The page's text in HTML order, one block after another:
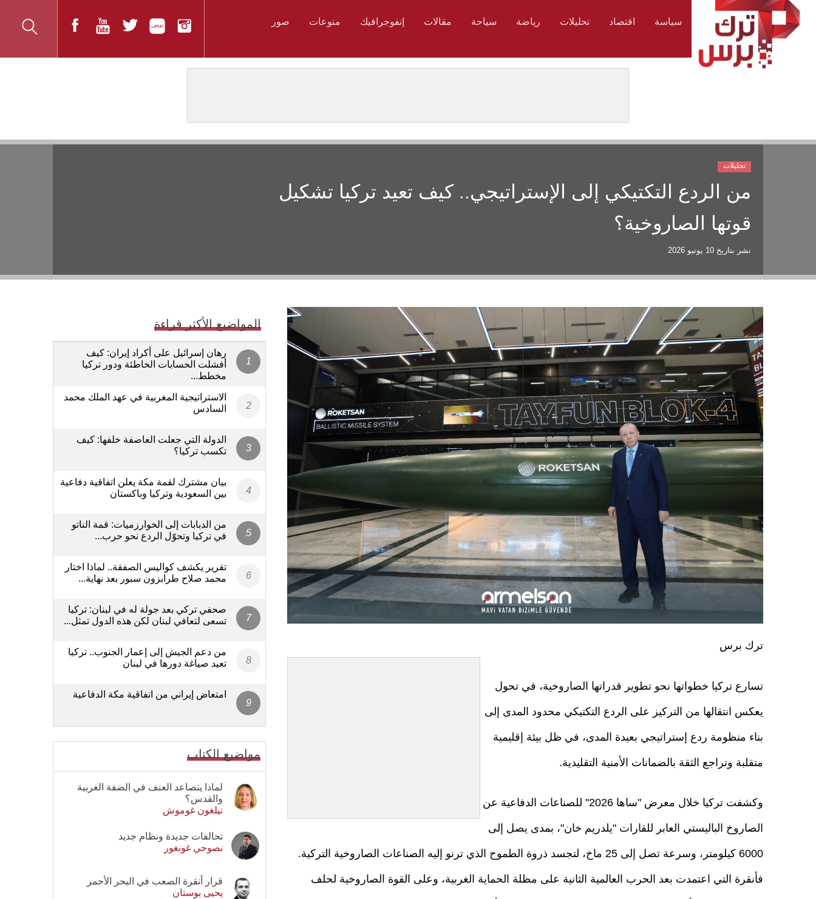
سياسة اقتصاد تحليلات رياضة سياحة مقالات إنفوجرافيك منوعات صور
من الردع التكتيكي إلى الإستراتيجي.. كيف تعيد تركيا تشكيل
قوتها الصاروخية؟
نشر بتاريخ 10 يونيو 2026
تحليلات
ترك برس
تسارع تركيا خطواتها نحو تطوير قدراتها الصاروخية، في تحول
يعكس انتقالها من التركيز على الردع التكتيكي محدود المدى إلى
بناء منظومة ردع إستراتيجي بعيدة المدى، في ظل بيئة إقليمية
متقلبة وتراجع الثقة بالضمانات الأمنية التقليدية.
وكشفت تركيا خلال معرض "ساها 2026" للصناعات الدفاعية عن
الصاروخ الباليستي العابر للقارات "يلدريم خان"، بمدى يصل إلى
6000 كيلومتر، وسرعة تصل إلى 25 ماخ، لتجسد ذروة الطموح الذي ترنو إليه الصناعات الصاروخية التركية.
فأنقرة التي اعتمدت بعد الحرب العالمية الثانية على مظلة الحماية الغربية، وعلى القوة الصاروخية لحلف
المواضيع الأكثر قراءة
رهان إسرائيل على أكراد إيران: كيف
أفشلت الحسابات الخاطئة ودور تركيا
مخطط...
الاستراتيجية المغربية في عهد الملك محمد
السادس
الدولة التي جعلت العاصفة خلفها: كيف
تكسب تركيا؟
بيان مشترك لقمة مكة يعلن اتفاقية دفاعية
بين السعودية وتركيا وباكستان
من الدبابات إلى الخوارزميات: قمة الناتو
في تركيا وتحوّل الردع نحو حرب...
تقرير يكشف كواليس الصفقة.. لماذا اختار
محمد صلاح طرابزون سبور بعد نهاية...
صحفي تركي بعد جولة له في لبنان: تركيا
تسعى لتعافي لبنان لكن هذه الدول تمثل...
من دعم الجيش إلى إعمار الجنوب.. تركيا
تعيد صياغة دورها في لبنان
امتعاض إيراني من اتفاقية مكة الدفاعية
مواضيع الكتاب
لماذا يتصاعد العنف في الضفة الغربية
والقدس؟
نيلغون غوموش
تحالفات جديدة ونظام جديد
نصوحي غونغور
قرار أنقرة الصعب في البحر الأحمر
يحيى بوستان